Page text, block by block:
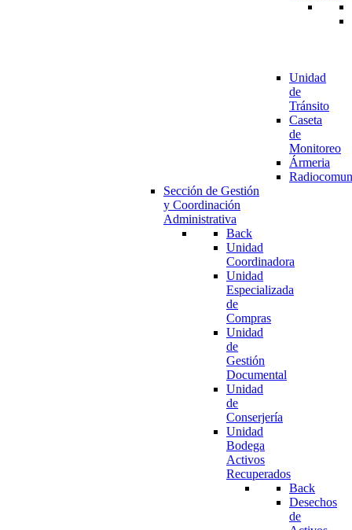
Unidad
de
Tránsito
Caseta
de
Monitoreo
Ármeria
Sección de Gestión
y Coordinación
Administrativa
Back
Unidad
Coordinadora
Unidad
Especializada
de
Compras
Unidad
de
Gestión
Documental
Unidad
de
Conserjería
Unidad
Bodega
Activos
Recuperados
Back
Desechos
de